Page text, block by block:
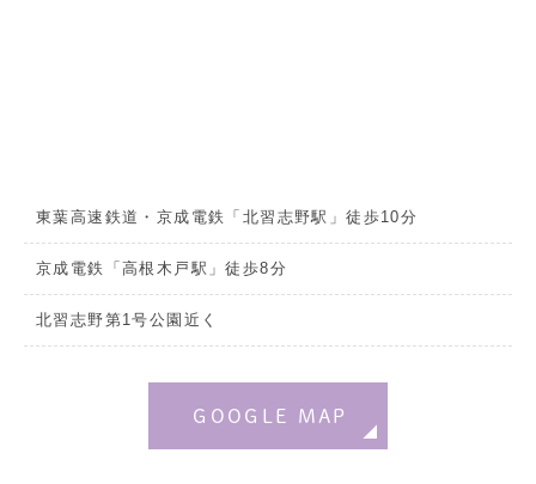
東葉高速鉄道・京成電鉄「北習志野駅」徒歩10分
京成電鉄「高根木戸駅」徒歩8分
北習志野第1号公園近く
GOOGLE MAP